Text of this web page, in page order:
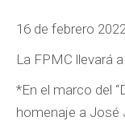
16 de febrero
La FPMC llevará
*En el marco del
homenaje a José